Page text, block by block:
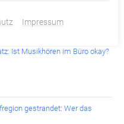
Ist Musikhören im Büro okay?
gestrandet: Wer das
Impressum